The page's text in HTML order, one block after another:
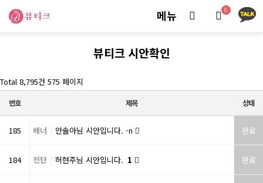
메뉴 0
뷰티크 시안확인
Total 8,795건 575 페이지
번호 제목 상태
185 배너 안솔아님 시안입니다. -n 완료
184 전단 허현주님 시안입니다. 1 완료